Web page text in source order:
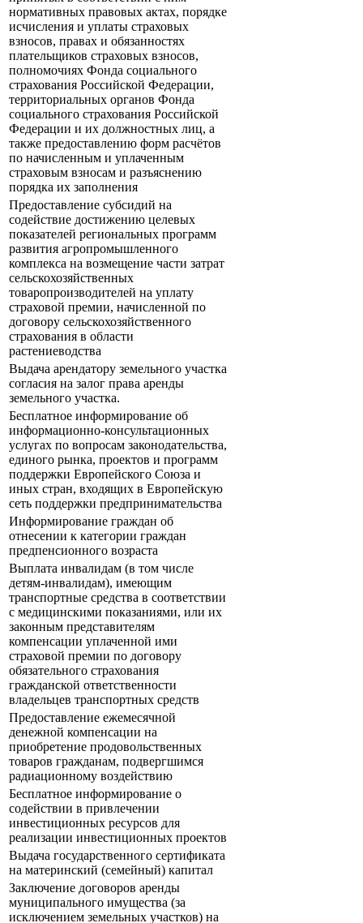
нормативных правовых актах, порядке
исчисления и уплаты страховых
взносов, правах и обязанностях
плательщиков страховых взносов,
полномочиях Фонда социального
страхования Российской Федерации,
территориальных органов Фонда
социального страхования Российской
Федерации и их должностных лиц, а
также предоставлению форм расчётов
по начисленным и уплаченным
страховым взносам и разъяснению
порядка их заполнения
Предоставление субсидий на
содействие достижению целевых
показателей региональных программ
развития агропромышленного
комплекса на возмещение части затрат
сельскохозяйственных
товаропроизводителей на уплату
страховой премии, начисленной по
договору сельскохозяйственного
страхования в области
растениеводства
Выдача арендатору земельного участка
согласия на залог права аренды
земельного участка.
Бесплатное информирование об
информационно-консультационных
услугах по вопросам законодательства,
единого рынка, проектов и программ
поддержки Европейского Союза и
иных стран, входящих в Европейскую
сеть поддержки предпринимательства
Информирование граждан об
отнесении к категории граждан
предпенсионного возраста
Выплата инвалидам (в том числе
детям-инвалидам), имеющим
транспортные средства в соответствии
с медицинскими показаниями, или их
законным представителям
компенсации уплаченной ими
страховой премии по договору
обязательного страхования
гражданской ответственности
владельцев транспортных средств
Предоставление ежемесячной
денежной компенсации на
приобретение продовольственных
товаров гражданам, подвергшимся
радиационному воздействию
Бесплатное информирование о
содействии в привлечении
инвестиционных ресурсов для
реализации инвестиционных проектов
Выдача государственного сертификата
на материнский (семейный) капитал
Заключение договоров аренды
муниципального имущества (за
исключением земельных участков) на